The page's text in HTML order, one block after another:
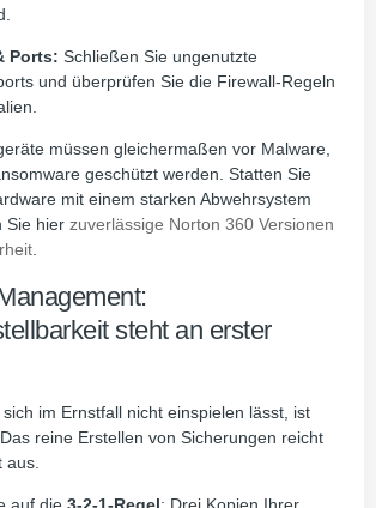
Ports: Schließen Sie ungenutzte
und überprüfen Sie die Firewall-Regeln
müssen gleichermaßen vor Malware,
geschützt werden. Statten Sie
mit einem starken Abwehrsystem
Sie hier zuverlässige Norton 360 Versionen
.
steht an erster
im Ernstfall nicht einspielen lässt, ist
reine Erstellen von Sicherungen reicht
aus.